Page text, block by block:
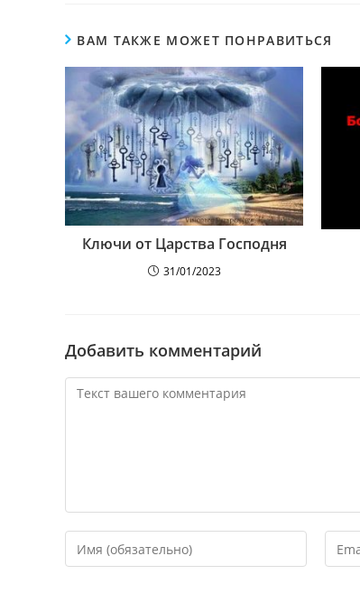
ВАМ ТАКЖЕ МОЖЕТ ПОНРАВИТЬСЯ
Ключи от Царства Господня
31/01/2023
Добавить комментарий